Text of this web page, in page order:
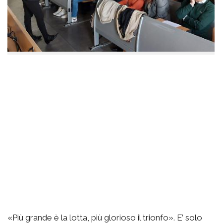
«Più grande è la lotta, più glorioso il trionfo». E’ solo